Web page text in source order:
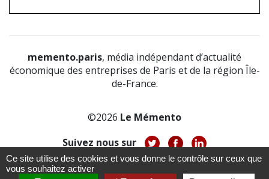
memento.paris, média indépendant d’actualité
économique des entreprises de Paris et de la région Île-
de-France.
©2026 Le Mémento
Suivez nous sur
À propos-Notice légale
Ce site utilise des cookies et vous donne le contrôle sur ceux que
vous souhaitez activer